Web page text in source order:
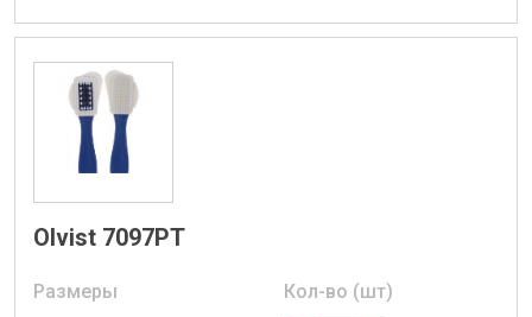
Olvist 7097PT
Размеры Кол-во (шт)